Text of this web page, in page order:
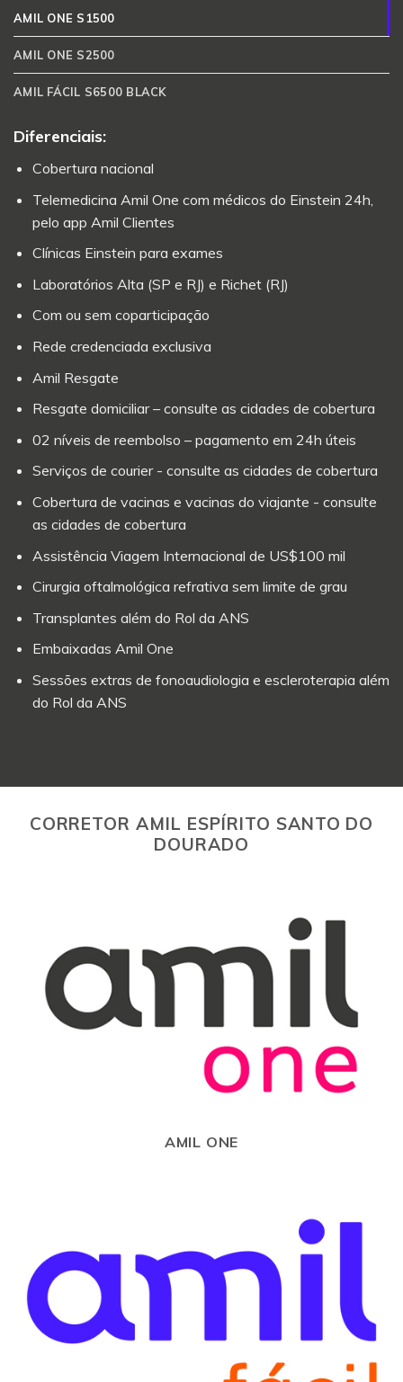
AMIL ONE S1500
AMIL ONE S2500
AMIL FÁCIL S6500 BLACK
Diferenciais:
Cobertura nacional
Telemedicina Amil One com médicos do Einstein 24h,
pelo app Amil Clientes
Clínicas Einstein para exames
Laboratórios Alta (SP e RJ) e Richet (RJ)
Com ou sem coparticipação
Rede credenciada exclusiva
Amil Resgate
Resgate domiciliar – consulte as cidades de cobertura
02 níveis de reembolso – pagamento em 24h úteis
Serviços de courier - consulte as cidades de cobertura
Cobertura de vacinas e vacinas do viajante - consulte
as cidades de cobertura
Assistência Viagem Internacional de US$100 mil
Cirurgia oftalmológica refrativa sem limite de grau
Transplantes além do Rol da ANS
Embaixadas Amil One
Sessões extras de fonoaudiologia e escleroterapia além
do Rol da ANS
CORRETOR AMIL ESPÍRITO SANTO DO
DOURADO
AMIL ONE